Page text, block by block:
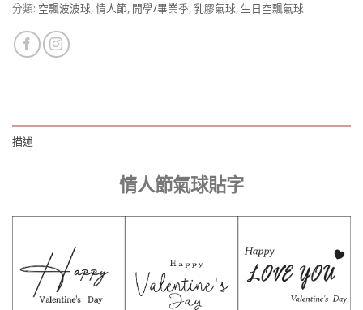
分類: 空飄波波球,情人節, 開學/畢業季,乳膠氣球, 生日空飄氣球
描述
情人節氣球貼字